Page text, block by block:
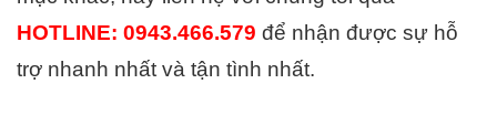
HOTLINE: 0943.466.579 để nhận được sự hỗ
trợ nhanh nhất và tận tình nhất.